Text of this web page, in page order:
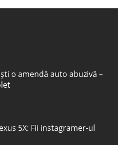
o amendă auto abuzivă –
5X: Fii instagramer-ul